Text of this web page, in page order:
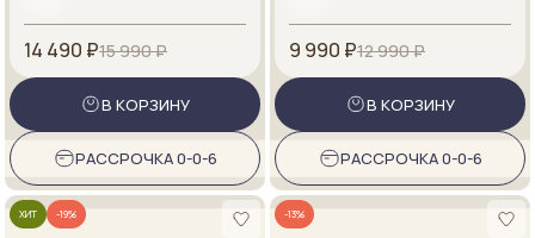
14 490 ₽15 990 ₽
В КОРЗИНУ
РАССРОЧКА 0-0-6
9 990 ₽12 990 ₽
В КОРЗИНУ
РАССРОЧКА 0-0-6
ХИТ -19% -13%